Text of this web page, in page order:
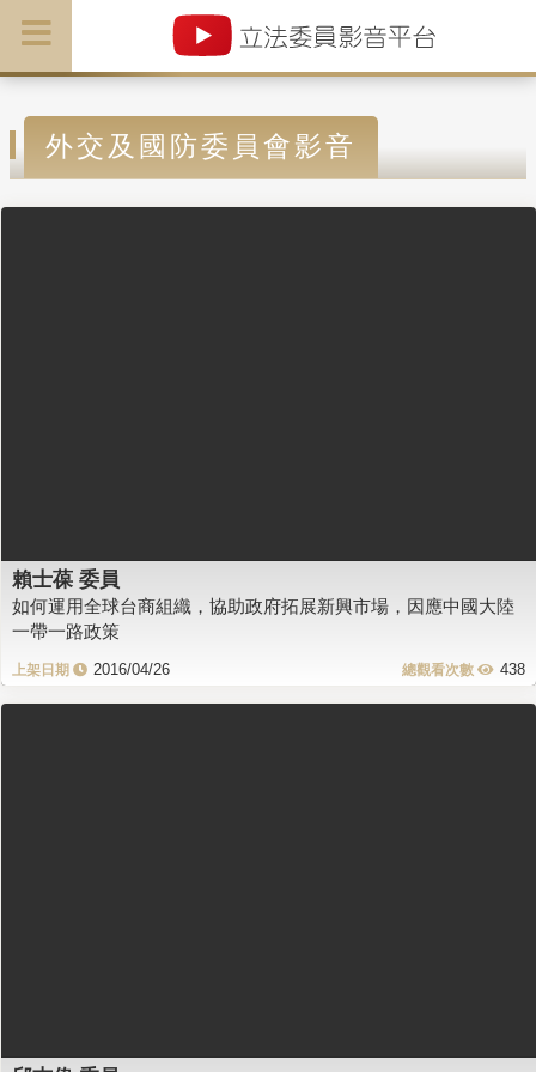
外交及國防委員會影音
賴士葆 委員
如何運用全球台商組織，協助政府拓展新興市場，因應中國大陸
一帶一路政策
2016/04/26 438